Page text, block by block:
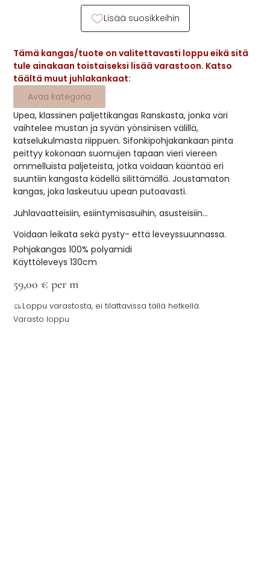
OHJEITA
USEIN KYSYTTYÄ
OTA YHTEYTTÄ
Tämä kangas/tuote on valitettavasti loppu eikä sitä
tule ainakaan toistaiseksi lisää varastoon. Katso
täältä muut juhlakankaat:
Avaa kategoria
Upea, klassinen paljettikangas Ranskasta, jonka väri
vaihtelee mustan ja syvän yönsinisen välillä,
katselukulmasta riippuen. Sifonkipohjakankaan pinta
peittyy kokonaan suomujen tapaan vieri viereen
ommelluista paljeteista, jotka voidaan kääntää eri
suuntiin kangasta kädellä silittämällä. Joustamaton
kangas, joka laskeutuu upean putoavasti.
Juhlavaatteisiin, esiintymisasuihin, asusteisiin…
Voidaan leikata sekä pysty- että leveyssuunnassa.
Pohjakangas 100% polyamidi
Käyttöleveys 130cm
59,00 € per m
Loppu varastosta, ei tilattavissa tällä hetkellä.
Varasto loppu
Lisää suosikkeihin